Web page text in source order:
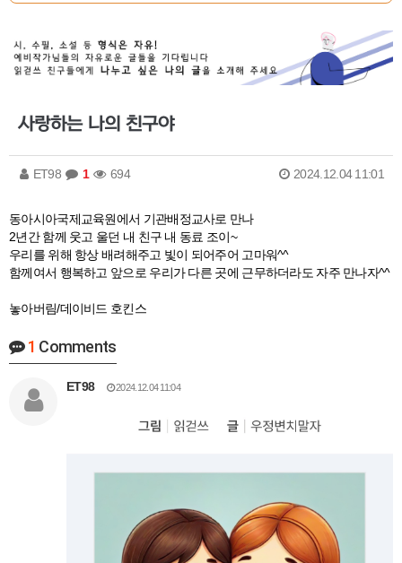
사랑하는 나의 친구야
ET98 1 694 2024.12.04 11:01
동아시아국제교육원에서 기관배정교사로 만나
2년간 함께 웃고 울던 내 친구 내 동료 조이~
우리를 위해 항상 배려해주고 빛이 되어주어 고마워^^
함께여서 행복하고 앞으로 우리가 다른 곳에 근무하더라도 자주 만나자^^
놓아버림/데이비드 호킨스
1 Comments
ET98 2024.12.04 11:04